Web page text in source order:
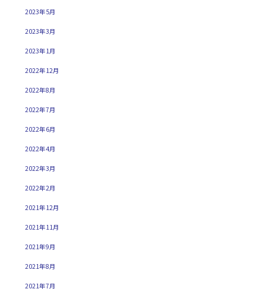
2023年5月
2023年3月
2023年1月
2022年12月
2022年8月
2022年7月
2022年6月
2022年4月
2022年3月
2022年2月
2021年12月
2021年11月
2021年9月
2021年8月
2021年7月